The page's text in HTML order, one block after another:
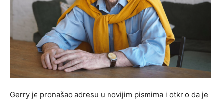
Gerry je pronašao adresu u novijim pismima i otkrio da je